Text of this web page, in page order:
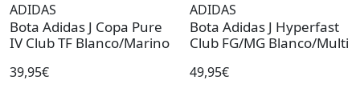
ADIDAS
Bota Adidas J Copa Pure
IV Club TF Blanco/Marino
39,95€
ADIDAS
Bota Adidas J Hyperfast
Club FG/MG Blanco/Multi
49,95€